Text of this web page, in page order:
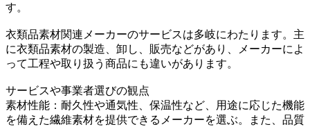
す。
衣類品素材関連メーカーのサービスは多岐にわたります。主
に衣類品素材の製造、卸し、販売などがあり、メーカーによ
って工程や取り扱う商品にも違いがあります。
サービスや事業者選びの観点
素材性能：耐久性や通気性、保温性など、用途に応じた機能
を備えた繊維素材を提供できるメーカーを選ぶ。また、品質